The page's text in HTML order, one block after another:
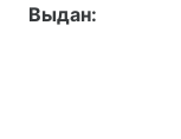
Выдан: